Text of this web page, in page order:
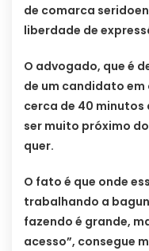
de comarca
liberdade de
O advogado, que é
de um candidato
cerca de 40 minutos
ser muito próximo
quer.
O fato é que onde
trabalhando a
fazendo é grande,
acesso”, consegue